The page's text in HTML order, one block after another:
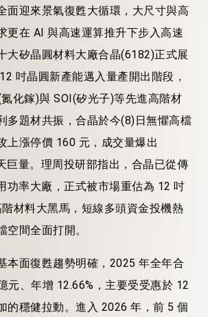
面迎來景氣復甦大循環，大尺寸與高
更在 AI 與高速運算推升下步入高速
大矽晶圓材料大廠合晶(6182)正式展
吋晶圓新產能邁入量產開出階段，
化鎵)與 SOI(矽光子)等先進高階材
多題材共振，合晶於今(8)日無懼高檔
上漲停價 160 元，成交量爆出
巨量。理周投研部指出，合晶已從傳
功率大廠，正式被市場重估為 12 吋
材料大黑馬，短線多頭資金投機熱
空間全面打開。
本面復甦趨勢明確，2025 年全年合
元、年增 12.66%，主要受受惠於 12
的穩健拉動。進入 2026 年，前 5 個